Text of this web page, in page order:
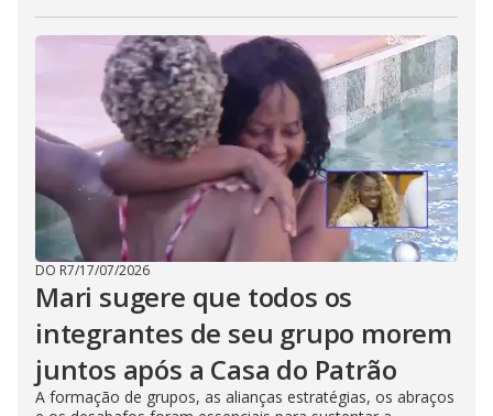
DO R7/17/07/2026
Mari sugere que todos os
integrantes de seu grupo morem
juntos após a Casa do Patrão
A formação de grupos, as alianças estratégias, os abraços